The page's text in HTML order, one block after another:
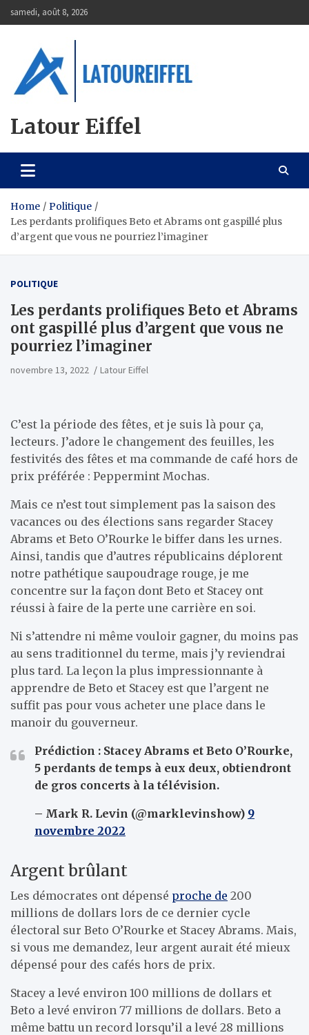
to
samedi, août 8, 2026
Latour Eiffel
Home
Politique
Les perdants prolifiques Beto et Abrams ont gaspillé plus
d’argent que vous ne pourriez l’imaginer
POLITIQUE
Les perdants prolifiques Beto et Abrams
ont gaspillé plus d’argent que vous ne
pourriez l’imaginer
novembre 13, 2022 Latour Eiffel
C’est la période des fêtes, et je suis là pour ça,
lecteurs. J’adore le changement des feuilles, les
festivités des fêtes et ma commande de café hors de
prix préférée : Peppermint Mochas.
Mais ce n’est tout simplement pas la saison des
vacances ou des élections sans regarder Stacey
Abrams et Beto O’Rourke le biffer dans les urnes.
Ainsi, tandis que d’autres républicains déplorent
notre pathétique saupoudrage rouge, je me
concentre sur la façon dont Beto et Stacey ont
réussi à faire de la perte une carrière en soi.
Ni s’attendre ni même vouloir gagner, du moins pas
au sens traditionnel du terme, mais j’y reviendrai
plus tard. La leçon la plus impressionnante à
apprendre de Beto et Stacey est que l’argent ne
suffit pas pour vous acheter une place dans le
manoir du gouverneur.
Prédiction : Stacey Abrams et Beto O’Rourke,
5 perdants de temps à eux deux, obtiendront
de gros concerts à la télévision.
– Mark R. Levin (@marklevinshow) 9
novembre 2022
Argent brûlant
Les démocrates ont dépensé proche de 200
millions de dollars lors de ce dernier cycle
électoral sur Beto O’Rourke et Stacey Abrams. Mais,
si vous me demandez, leur argent aurait été mieux
dépensé pour des cafés hors de prix.
Stacey a levé environ 100 millions de dollars et
Beto a levé environ 77 millions de dollars. Beto a
même battu un record lorsqu’il a levé 28 millions